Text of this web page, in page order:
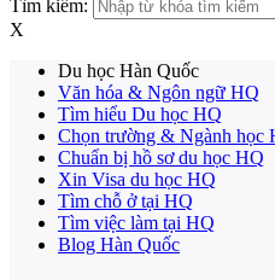
Tìm kiếm:
X
Du học Hàn Quốc
Văn hóa & Ngôn ngữ HQ
Tìm hiểu Du học HQ
Chọn trường & Ngành học
Chuẩn bị hồ sơ du học HQ
Xin Visa du học HQ
Tìm chỗ ở tại HQ
Tìm việc làm tại HQ
Blog Hàn Quốc